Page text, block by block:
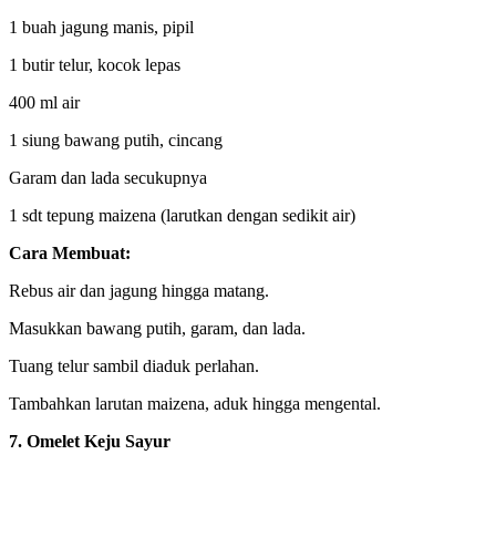
1 buah jagung manis, pipil
1 butir telur, kocok lepas
400 ml air
1 siung bawang putih, cincang
Garam dan lada secukupnya
1 sdt tepung maizena (larutkan dengan sedikit air)
Cara Membuat:
Rebus air dan jagung hingga matang.
Masukkan bawang putih, garam, dan lada.
Tuang telur sambil diaduk perlahan.
Tambahkan larutan maizena, aduk hingga mengental.
7. Omelet Keju Sayur